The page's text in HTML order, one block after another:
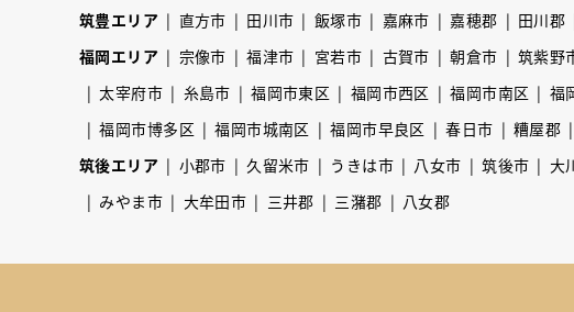
筑豊エリア
直方市 田川市 飯塚市 嘉麻市 嘉穂郡 田川郡
福岡エリア
宗像市 福津市 宮若市 古賀市 朝倉市 筑紫野
太宰府市
糸島市 福岡市東区 福岡市西区 福岡市南区
福
福岡市博多区
福岡市城南区 福岡市早良区 春日市 糟屋郡
筑後エリア
小郡市 久留米市 うきは市 八女市 筑後市 大
みやま市
大牟田市 三井郡 三潴郡 八女郡